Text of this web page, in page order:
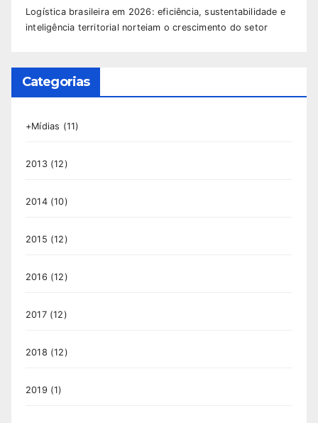
Logística brasileira em 2026: eficiência, sustentabilidade e
inteligência territorial norteiam o crescimento do setor
Categorias
+Mídias (11)
2013(12)
2014(10)
2015 (12)
2016 (12)
2017(12)
2018 (12)
2019 (1)